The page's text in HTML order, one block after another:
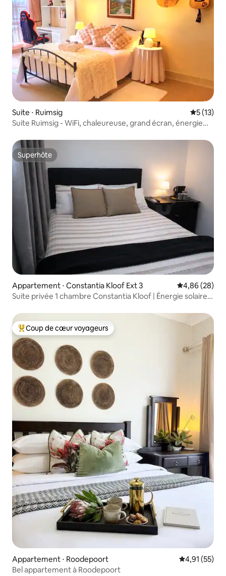
Suite ⋅ Ruimsig
5 (13)
Suite Ruimsig - WiFi, chaleureuse, grand écran, énergie
Superhôte
Superhôte
Appartement ⋅ Constantia Kloof Ext 3 Évaluation
4,86 (28)
Suite privée 1 chambre Constantia Kloof | Énergie solaire,
Coups de cœur voyageurs les plus appréciés
Coup de cœur voyageurs
Appartement ⋅ Roodepoort Évaluation
4,91 (55)
Bel appartement à Roodepoort